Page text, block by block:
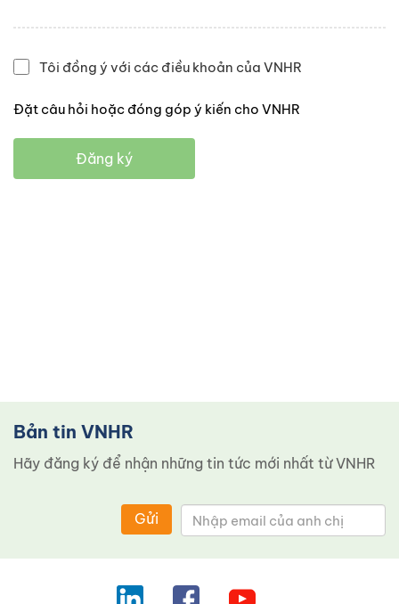
Tôi đồng ý với các điều khoản của VNHR
Đặt câu hỏi hoặc đóng góp ý kiến cho VNHR
Đăng ký
Bản tin VNHR
Hãy đăng ký để nhận những tin tức mới nhất từ ​​VNHR
Gửi